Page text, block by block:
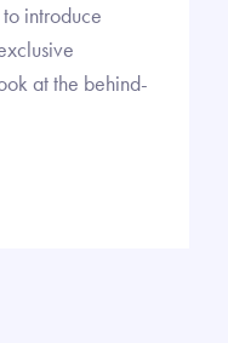
introduce
at the behind-